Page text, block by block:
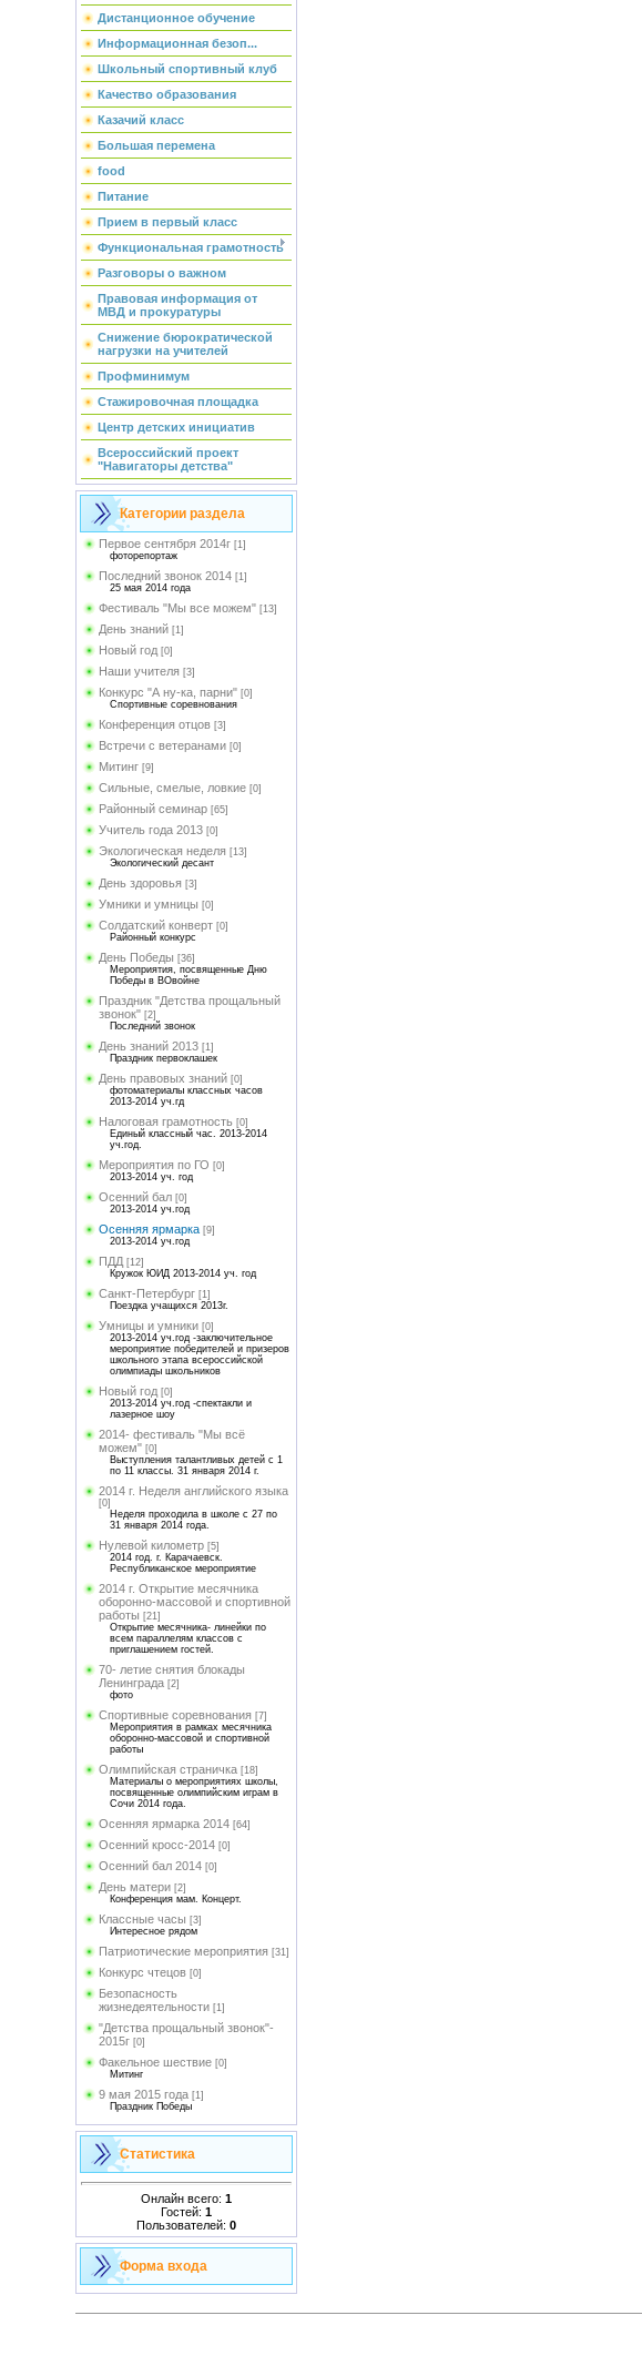
Дистанционное обучение
Информационная безоп...
Школьный спортивный клуб
Качество образования
Казачий класс
Большая перемена
food
Питание
Прием в первый класс
Функциональная грамотность
Разговоры о важном
Правовая информация от
МВД и прокуратуры
Снижение бюрократической
нагрузки на учителей
Профминимум
Стажировочная площадка
Центр детских инициатив
Всероссийский проект
"Навигаторы детства"
Категории раздела
Первое сентября 2014г [1]
фоторепортаж
Последний звонок 2014 [1]
25 мая 2014 года
Фестиваль "Мы все можем" [13]
День знаний [1]
Новый год [0]
Наши учителя [3]
Конкурс "А ну-ка, парни" [0]
Спортивные соревнования
Конференция отцов [3]
Встречи с ветеранами [0]
Митинг [9]
Сильные, смелые, ловкие [0]
Районный семинар [65]
Учитель года 2013 [0]
Экологическая неделя [13]
Экологический десант
День здоровья [3]
Умники и умницы [0]
Солдатский конверт [0]
Районный конкурс
День Победы [36]
Мероприятия, посвященные Дню
Победы в ВОвойне
Праздник "Детства прощальный
звонок" [2]
Последний звонок
День знаний 2013 [1]
Праздник первоклашек
День правовых знаний [0]
фотоматериалы классных часов
2013-2014 уч.гд
Налоговая грамотность [0]
Единый классный час. 2013-2014
уч.год.
Мероприятия по ГО [0]
2013-2014 уч. год
Осенний бал [0]
2013-2014 уч.год
Осенняя ярмарка [9]
2013-2014 уч.год
ПДД [12]
Кружок ЮИД 2013-2014 уч. год
Санкт-Петербург [1]
Поездка учащихся 2013г.
Умницы и умники [0]
2013-2014 уч.год -заключительное
мероприятие победителей и призеров
школьного этапа всероссийской
олимпиады школьников
Новый год [0]
2013-2014 уч.год -спектакли и
лазерное шоу
2014- фестиваль "Мы всё
можем" [0]
Выступления талантливых детей с 1
по 11 классы. 31 января 2014 г.
2014 г. Неделя английского языка
[0]
Неделя проходила в школе с 27 по
31 января 2014 года.
Нулевой километр [5]
2014 год. г. Карачаевск.
Республиканское мероприятие
2014 г. Открытие месячника
оборонно-массовой и спортивной
работы [21]
Открытие месячника- линейки по
всем параллелям классов с
приглашением гостей.
70- летие снятия блокады
Ленинграда [2]
фото
Спортивные соревнования [7]
Мероприятия в рамках месячника
оборонно-массовой и спортивной
работы
Олимпийская страничка [18]
Материалы о мероприятиях школы,
посвященные олимпийским играм в
Сочи 2014 года.
Осенняя ярмарка 2014 [64]
Осенний кросс-2014 [0]
Осенний бал 2014 [0]
День матери [2]
Конференция мам. Концерт.
Классные часы [3]
Интересное рядом
Патриотические мероприятия [31]
Конкурс чтецов [0]
Безопасность
жизнедеятельности [1]
"Детства прощальный звонок"-
2015г [0]
Факельное шествие [0]
Митинг
9 мая 2015 года [1]
Праздник Победы
Статистика
Онлайн всего: 1
Гостей: 1
Пользователей: 0
Форма входа